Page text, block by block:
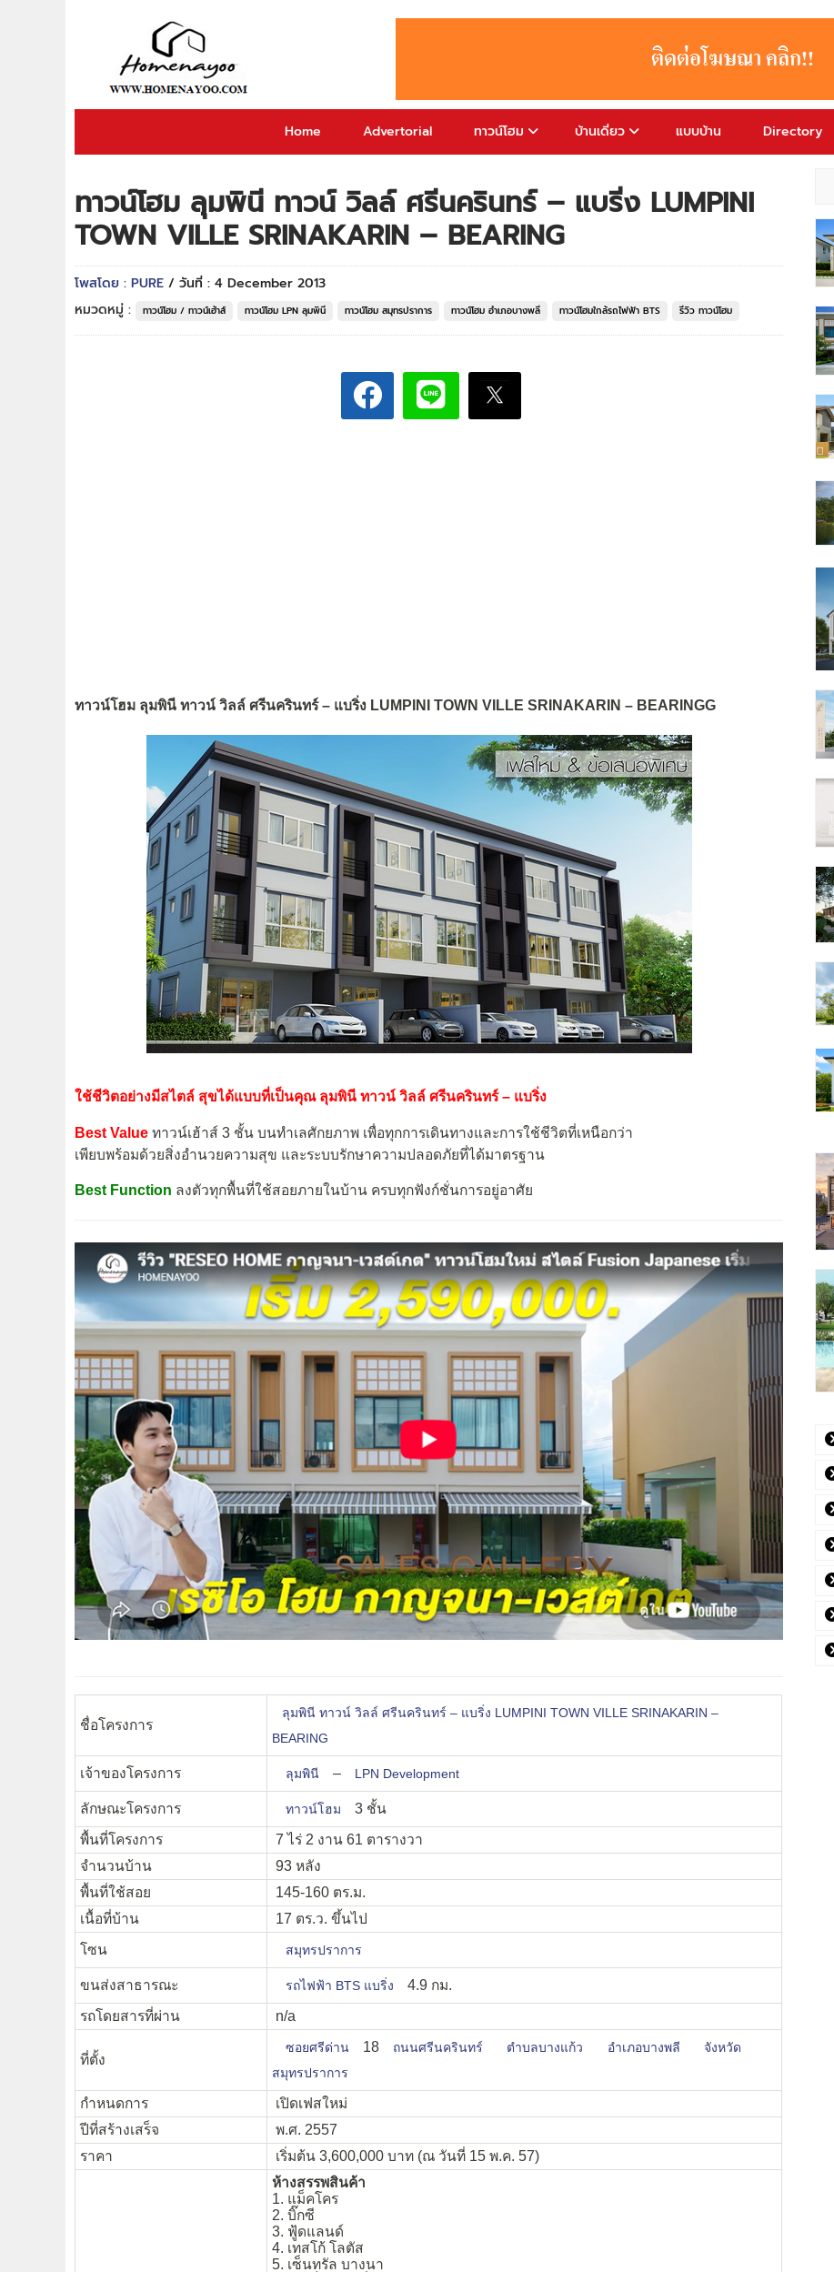
Home Advertorial ทาวน์โฮม บ้านเดี่ยว แบบบ้าน Directory
ทาวน์โฮม ลุมพินี ทาวน์ วิลล์ ศรีนครินทร์ – แบริ่ง LUMPINI
TOWN VILLE SRINAKARIN – BEARING
โพสโดย : PURE / วันที่ : 4 December 2013
หมวดหมู่ :
ทาวน์โฮม / ทาวน์เฮ้าส์ ทาวน์โฮม LPN ลุมพินี ทาวน์โฮม สมุทรปราการ ทาวน์โฮม อำเภอบางพลี ทาวน์โฮมใกล้รถไฟฟ้า BTS รีวิว ทาวน์โฮม
ทาวน์โฮม ลุมพินี ทาวน์ วิลล์ ศรีนครินทร์ – แบริ่ง LUMPINI TOWN VILLE SRINAKARIN – BEARINGG
ใช้ชีวิตอย่างมีสไตล์ สุขได้แบบที่เป็นคุณ ลุมพินี ทาวน์ วิลล์ ศรีนครินทร์ – แบริ่ง
Best Value ทาวน์เฮ้าส์ 3 ชั้น บนทำเลศักยภาพ เพื่อทุกการเดินทางและการใช้ชีวิตที่เหนือกว่า
เพียบพร้อมด้วยสิ่งอำนวยความสุข และระบบรักษาความปลอดภัยที่ได้มาตรฐาน
Best Function ลงตัวทุกพื้นที่ใช้สอยภายในบ้าน ครบทุกฟังก์ชั่นการอยู่อาศัย
ชื่อโครงการ
ลุมพินี ทาวน์ วิลล์ ศรีนครินทร์ – แบริ่ง LUMPINI TOWN VILLE SRINAKARIN –
BEARING
เจ้าของโครงการ ลุมพินี – LPN Development
ลักษณะโครงการ ทาวน์โฮม
3 ชั้น
พื้นที่โครงการ
7 ไร่ 2 งาน 61 ตารางวา
จำนวนบ้าน
93 หลัง
พื้นที่ใช้สอย
145-160 ตร.ม.
เนื้อที่บ้าน
17 ตร.ว. ขึ้นไป
โซน
สมุทรปราการ
ขนส่งสาธารณะ รถไฟฟ้า BTS แบริ่ง
4.9 กม.
รถโดยสารที่ผ่าน
n/a
ที่ตั้ง
ซอยศรีด่าน 18 ถนนศรีนครินทร์ ตำบลบางแก้ว อำเภอบางพลี
จังหวัด
สมุทรปราการ
กำหนดการ
เปิดเฟสใหม่
ปีที่สร้างเสร็จ
พ.ศ. 2557
ราคา
เริ่มต้น 3,600,000 บาท (ณ วันที่ 15 พ.ค. 57)
ห้างสรรพสินค้า
1. แม็คโคร
2. บิ๊กซี
3. ฟู้ดแลนด์
4. เทสโก้ โลตัส
5. เซ็นทรัล บางนา